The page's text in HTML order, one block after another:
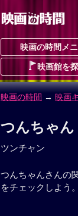
映画の時間メ
映画館を
映画の時間 → 映画
つんちゃん
ツンチャン
つんちゃんさんの
をチェックしよう。